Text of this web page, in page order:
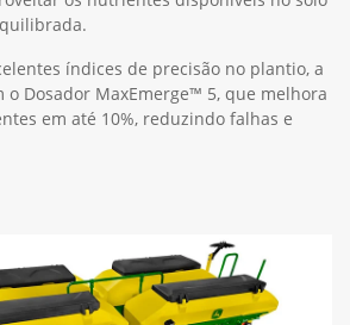
índices de precisão no plantio, a
o Dosador MaxEmerge™ 5, que melhora
em até 10%, reduzindo falhas e